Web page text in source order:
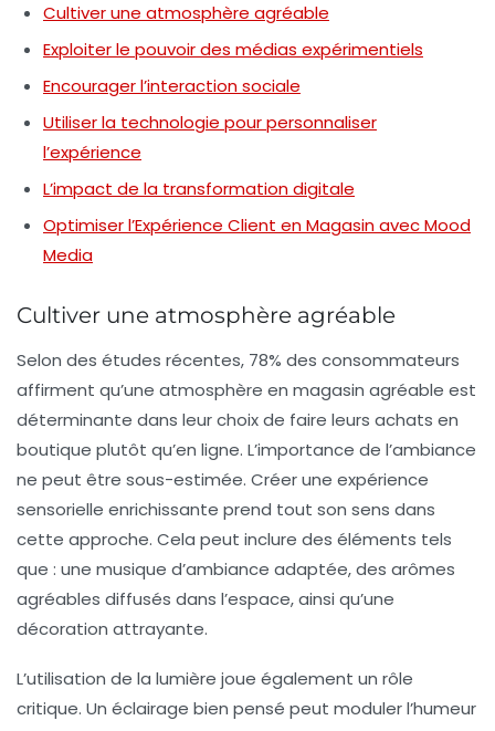
Cultiver une atmosphère agréable
Exploiter le pouvoir des médias expérimentiels
Encourager l’interaction sociale
Utiliser la technologie pour personnaliser
l’expérience
L’impact de la transformation digitale
Optimiser l’Expérience Client en Magasin avec Mood
Media
Cultiver une atmosphère agréable
Selon des études récentes, 78% des consommateurs
affirment qu’une atmosphère en magasin agréable est
déterminante dans leur choix de faire leurs achats en
boutique plutôt qu’en ligne. L’importance de l’ambiance
ne peut être sous-estimée. Créer une expérience
sensorielle enrichissante prend tout son sens dans
cette approche. Cela peut inclure des éléments tels
que : une musique d’ambiance adaptée, des arômes
agréables diffusés dans l’espace, ainsi qu’une
décoration attrayante.
L’utilisation de la lumière joue également un rôle
critique. Un éclairage bien pensé peut moduler l’humeur